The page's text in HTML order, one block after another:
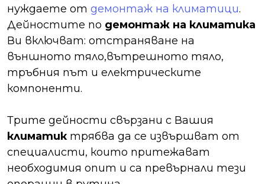
нуждаете от демонтаж на климатици.
Дейностите по демонтаж на климатика
Ви включват: отстраняване на
външното тяло,вътрешното тяло,
тръбния път и електрическите
компоненти.
Трите дейности свързани с Вашия
климатик трябва да се извършват от
специалисти, които притежават
необходимия опит и са превърнали тези